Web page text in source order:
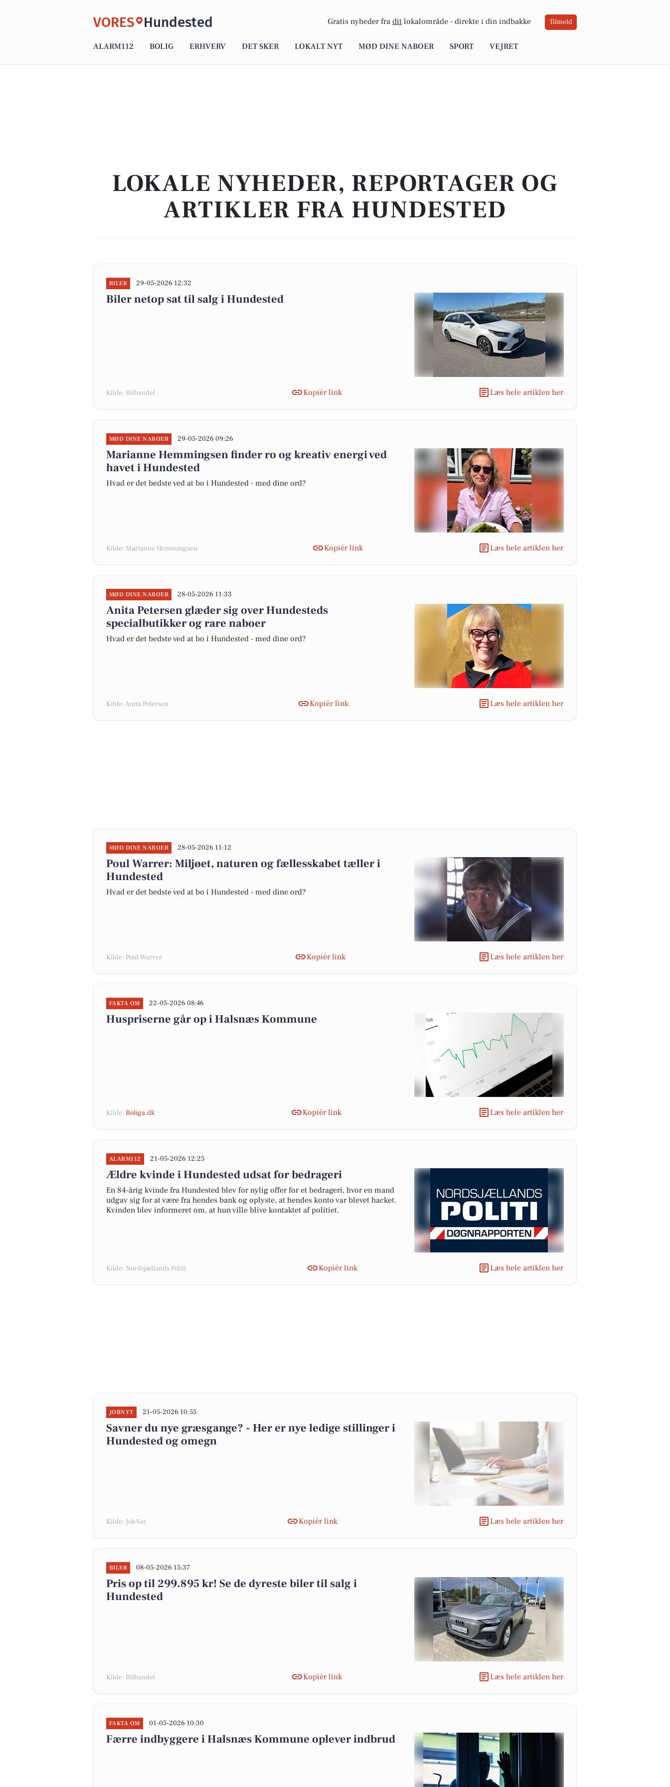
VORES Hundested Gratis nyheder fra dit lokalområde - direkte i din indbakke Tilmeld
ALARM112 BOLIG ERHVERV DET SKER LOKALT NYT MØD DINE NABOER SPORT VEJRET
LOKALE NYHEDER, REPORTAGER OG
ARTIKLER FRA HUNDESTED
BILER 29-05-2026 12:32
Biler netop sat til salg i Hundested
Kilde: Bilhandel Kopiér link Læs hele artiklen her
MØD DINE NABOER 29-05-2026 09:26
Marianne Hemmingsen finder ro og kreativ energi ved
havet i Hundested
Hvad er det bedste ved at bo i Hundested - med dine ord?
Kilde: Marianne Hemmingsen Kopiér link Læs hele artiklen her
MØD DINE NABOER 28-05-2026 11:33
Anita Petersen glæder sig over Hundesteds
specialbutikker og rare naboer
Hvad er det bedste ved at bo i Hundested - med dine ord?
Kilde: Anita Petersen Kopiér link Læs hele artiklen her
MØD DINE NABOER 28-05-2026 11:12
Poul Warrer: Miljøet, naturen og fællesskabet tæller i
Hundested
Hvad er det bedste ved at bo i Hundested - med dine ord?
Kilde: Poul Warrer Kopiér link Læs hele artiklen her
FAKTA OM 22-05-2026 08:46
Huspriserne går op i Halsnæs Kommune
Kilde: Boliga.dk Kopiér link Læs hele artiklen her
ALARM112 21-05-2026 12:25
Ældre kvinde i Hundested udsat for bedrageri
En 84-årig kvinde fra Hundested blev for nylig offer for et bedrageri, hvor en mand
udgav sig for at være fra hendes bank og oplyste, at hendes konto var blevet hacket.
Kvinden blev informeret om, at hun ville blive kontaktet af politiet.
Kilde: Nordsjællands Politi Kopiér link Læs hele artiklen her
JOBNYT 21-05-2026 10:55
Savner du nye græsgange? - Her er nye ledige stillinger i
Hundested og omegn
Kilde: JobNet Kopiér link Læs hele artiklen her
BILER 08-05-2026 15:37
Pris op til 299.895 kr! Se de dyreste biler til salg i
Hundested
Kilde: Bilhandel Kopiér link Læs hele artiklen her
FAKTA OM 01-05-2026 10:30
Færre indbyggere i Halsnæs Kommune oplever indbrud